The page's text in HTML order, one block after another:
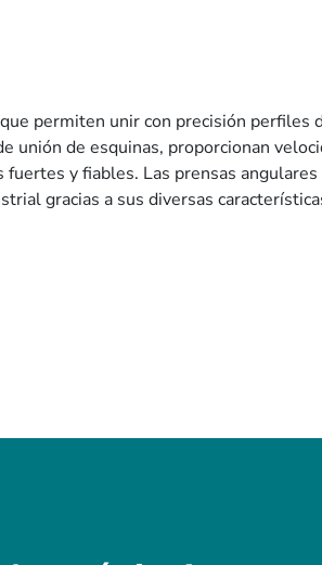
permiten unir con precisión perfiles
unión de esquinas, proporcionan
y fiables. Las prensas
gracias a sus diversas